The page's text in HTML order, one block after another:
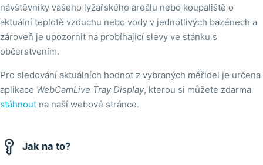
návštěvníky vašeho lyžařského areálu nebo koupaliště o
aktuální teplotě vzduchu nebo vody v jednotlivých bazénech a
zároveň je upozornit na probíhající slevy ve stánku s
občerstvením.
Pro sledování aktuálních hodnot z vybraných měřidel je určena
aplikace WebCamLive Tray Display, kterou si můžete zdarma
stáhnout na naší webové stránce.
 Jak na to?